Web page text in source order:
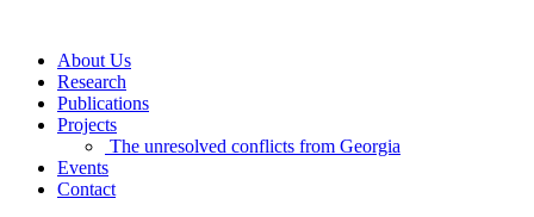
contentAbout Us
Research
Publications
Projects
The unresolved conflicts from Georgia
Events
Contact